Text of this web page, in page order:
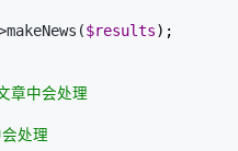
$results);
稍后的文章中会处理
处理